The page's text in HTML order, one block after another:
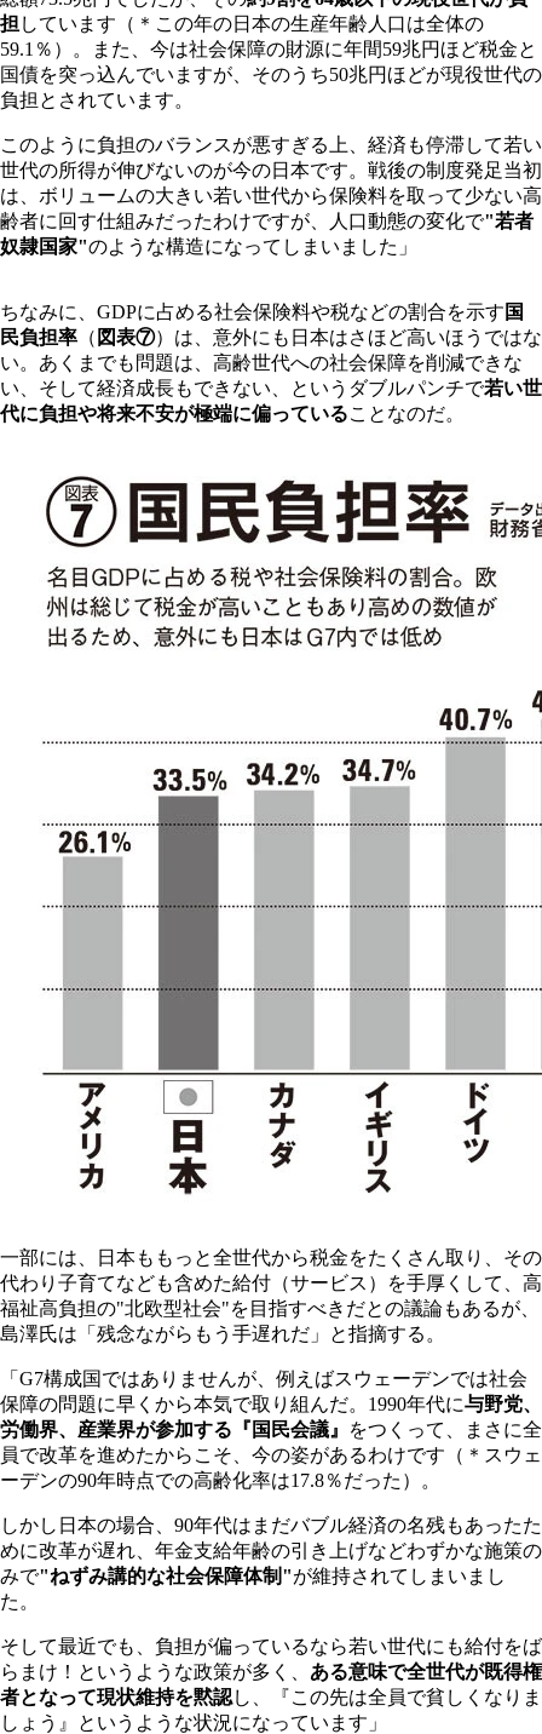
担 しています（＊この年の日本の生産年齢人口は全体の
59.1％）。また、今は社会保障の財源に年間59兆円ほど税金と
国債を突っ込んでいますが、そのうち50兆円ほどが現役世代の
負担とされています。
このように負担のバランスが悪すぎる上、経済も停滞して若い
世代の所得が伸びないのが今の日本です。戦後の制度発足当初
は、ボリュームの大きい若い世代から保険料を取って少ない高
齢者に回す仕組みだったわけですが、人口動態の変化で"若者
奴隷国家"のような構造になってしまいました」
ちなみに、GDPに占める社会保険料や税などの割合を示す 国
民負担率 （ 図表⑦）は、意外にも日本はさほど高いほうではな
い。あくまでも問題は、高齢世代への社会保障を削減できな
い、そして経済成長もできない、というダブルパンチで若い世
代に負担や将来不安が極端に偏っていることなのだ。
一部には、日本ももっと全世代から税金をたくさん取り、その
代わり子育てなども含めた給付（サービス）を手厚くして、高
福祉高負担の"北欧型社会"を目指すべきだとの議論もあるが、
島澤氏は「残念ながらもう手遅れだ」と指摘する。
「G7構成国ではありませんが、例えばスウェーデンでは社会
保障の問題に早くから本気で取り組んだ。1990年代に与野党、
労働界、産業界が参加する『国民会議』
をつくって、まさに全
員で改革を進めたからこそ、今の姿があるわけです（＊スウェ
ーデンの90年時点での高齢化率は17.8％だった）。
しかし日本の場合、90年代はまだバブル経済の名残もあったた
めに改革が遅れ、年金支給年齢の引き上げなどわずかな施策の
みで"ねずみ講的な社会保障体制"が維持されてしまいまし
た。
そして最近でも、負担が偏っているなら若い世代にも給付をば
らまけ！というような政策が多く、 ある意味で全世代が既得権
者となって現状維持を黙認し、『この先は全員で貧しくなりま
しょう』というような状況になっています」